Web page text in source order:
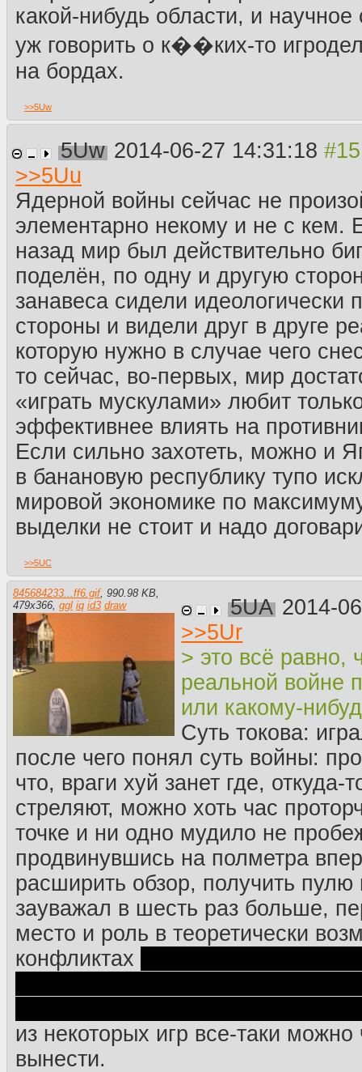
какой-нибудь области, и
уж говорить о к��ких-то
на бордах.
>>5Uw
5Uw 2014-06-27 14:31:18
>>5Uu
Ядерной войны сейчас не
элементарно некому и не с кем.
назад мир был действительно
поделён, по одну и другую
занавеса сидели идеологически
стороны и видели друг в друге
которую нужно в случае чего
то сейчас, во-первых, мир
«играть мускулами» любит
эффективнее влиять на
Если сильно захотеть, можно и
в банановую республику тупо
мировой экономике по
выделки не стоит и надо
>>5UC
845684233...ff6.gif, 990.98 KB,
479x366, ggl iq id3 draw 5UA 2014-
>>5Ur
> это всё равно,
реальной войне
или какому-
Суть токова:
после чего понял суть войны:
что, враги хуй занет где, откуда-
стреляют, можно хоть час
точке и ни одно мудило не
продвинувшись на полметра
расширить обзор, получить пулю
зауважал в шесть раз больше,
место и роль в теоретически
конфликтах
из некоторых игр все-таки можно
вынести.